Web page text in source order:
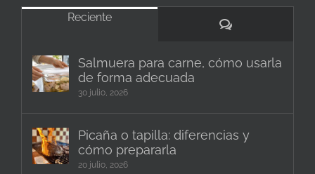
Reciente
Comentarios
Salmuera para carne, cómo usarla
de forma adecuada
30 julio, 2026
Picaña o tapilla: diferencias y
cómo prepararla
20 julio, 2026